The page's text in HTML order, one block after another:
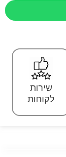
שירות
לקוחות